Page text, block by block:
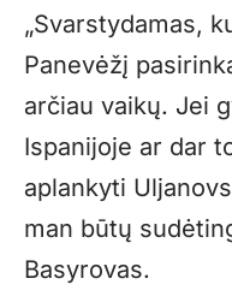
„Svarstydamas,
Panevėžį
arčiau vaikų. Jei
Ispanijoje ar dar
aplankyti
man būtų
Basyrovas.